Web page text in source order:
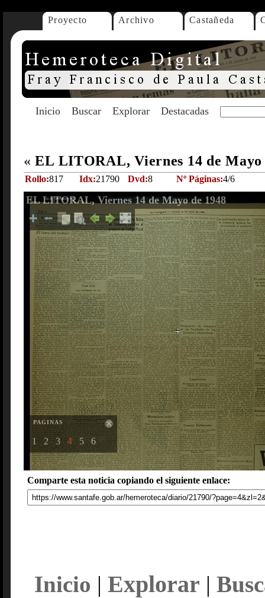
Proyecto Archivo Castañeda
Inicio Buscar Explorar Destacadas
« EL LITORAL, Viernes 14 de Mayo
Rollo:817 Idx:21790 Dvd:8 Nº Páginas:4/6
EL LITORAL, Viernes 14 de Mayo de 1948
PAGINAS
1 2 3 4 5 6
Comparte esta noticia copiando el siguiente enlace:
Inicio | Explorar |